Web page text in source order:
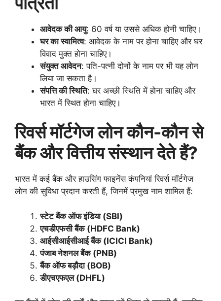
आवेदक की आयु: 60 वर्ष या उससे अधिक होनी चाहिए।
घर का स्वामित्व: आवेदक के नाम पर होना चाहिए और घर
विवाद मुक्त होना चाहिए।
संयुक्त आवेदन: पति-पत्नी दोनों के नाम पर भी यह लोन
लिया जा सकता है।
संपत्ति की स्थिति: घर अच्छी स्थिति में होना चाहिए और
भारत में स्थित होना चाहिए।
रिवर्स मॉर्टगेज लोन कौन-कौन से
बैंक और वित्तीय संस्थान देते हैं?
भारत में कई बैंक और हाउसिंग फाइनेंस कंपनियां रिवर्स मॉर्टगेज
लोन की सुविधा प्रदान करती हैं, जिनमें प्रमुख नाम शामिल हैं:
स्टेट बैंक ऑफ इंडिया (SBI)
एचडीएफसी बैंक (HDFC Bank)
आईसीआईसीआई बैंक (ICICI Bank)
पंजाब नेशनल बैंक (PNB)
बैंक ऑफ बड़ौदा (BOB)
डीएचएफएल (DHFL)